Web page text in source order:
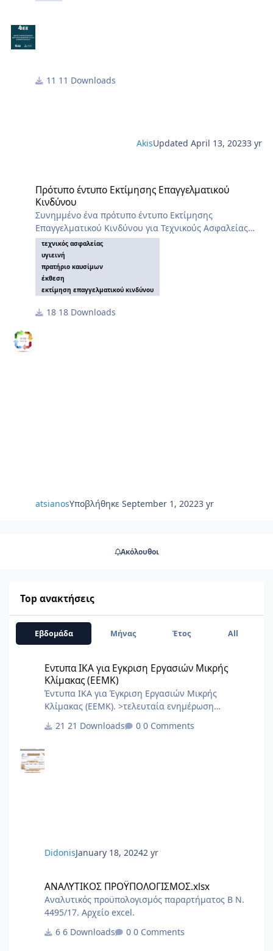
11 Downloads
AkisUpdated April 13, 20233 yr
Πρότυπο έντυπο Εκτίμησης Επαγγελματικού
Κινδύνου
Συνημμένο ένα πρότυπο έντυπο Εκτίμησης
Επαγγελματικού Κινδύνου για Τεχνικούς Ασφαλείας
(Δραστηριότητα επιχείρησης: Πρατήριο Καυσίμων).
Απαραίτητη η συμπλήρωση και ενημέρωση των
στοιχείων, καθώς και η παραμετροποίηση του εντύπου
σε τυχόν διαφοροποίηση της δραστηριότητας της
επιχείρησης.
τεχνικός ασφαλείας
υγιεινή
πρατήριο καυσίμων
έκθεση
εκτίμηση επαγγελματικού κινδύνου
18 Downloads
atsianosΥποβλήθηκεSeptember 1, 20223 yr
Ακόλουθοι
Top ανακτήσεις
Εβδομάδα Μήνας Έτος All
Εντυπα ΙΚΑ για Εγκριση Εργασιών Μικρής
Κλίμακας (ΕΕΜΚ)
Έντυπα ΙΚΑ για Έγκριση Εργασιών Μικρής
Κλίμακας (ΕΕΜΚ). >τελευταία ενημέρωση
2.3.Εξουσιοδότηση αίτησης – δήλωσης
21 Downloads 0 Comments
DidonisJanuary 18, 20242 yr
ΑΝΑΛΥΤΙΚΟΣ ΠΡΟΫΠΟΛΟΓΙΣΜΟΣ.xlsx
Αναλυτικός προϋπολογισμός παραρτήματος Β Ν.
4495/17. Αρχείο excel.
6 Downloads
0 Comments